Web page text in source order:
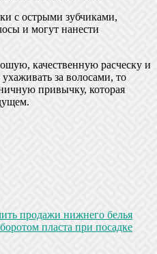
с острыми зубчиками,
и могут нанести
качественную расческу и
за волосами, то
привычку, которая
продажи нижнего белья
пласта при посадке